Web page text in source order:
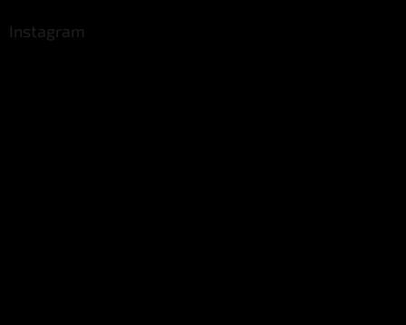
Instagram